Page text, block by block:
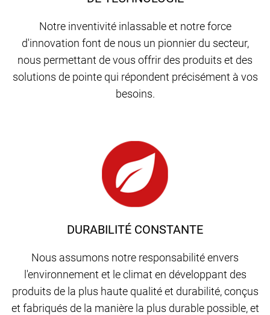
DURABILITÉ CONSTANTE
Nous assumons notre responsabilité envers
l'environnement et le climat en développant des
produits de la plus haute qualité et durabilité, conçus
et fabriqués de la manière la plus durable possible, et
Notre inventivité inlassable et notre force
d'innovation font de nous un pionnier du secteur,
nous permettant de vous offrir des produits et des
solutions de pointe qui répondent précisément à vos
besoins.